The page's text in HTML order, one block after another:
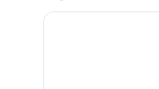
HOTEL THE BOTANIK